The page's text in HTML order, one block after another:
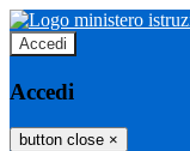
Accedi
Accedi
button close ×